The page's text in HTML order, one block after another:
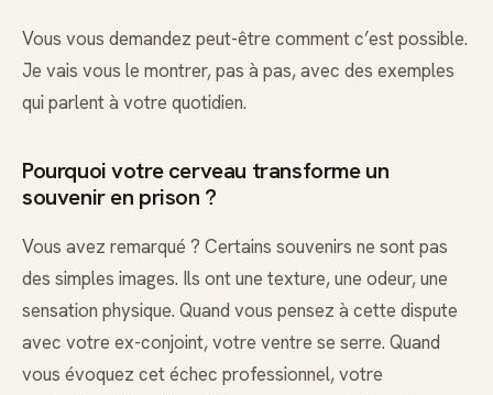
Vous vous demandez peut-être comment c’est possible.
Je vais vous le montrer, pas à pas, avec des exemples
qui parlent à votre quotidien.
Pourquoi votre cerveau transforme un
souvenir en prison ?
Vous avez remarqué ? Certains souvenirs ne sont pas
des simples images. Ils ont une texture, une odeur, une
sensation physique. Quand vous pensez à cette dispute
avec votre ex-conjoint, votre ventre se serre. Quand
vous évoquez cet échec professionnel, votre